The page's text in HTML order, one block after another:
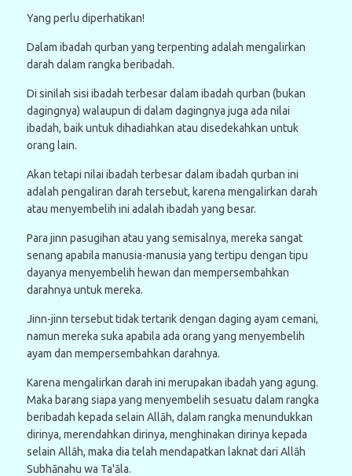
Yang perlu diperhatikan!
Dalam ibadah qurban yang terpenting adalah mengalirkan
darah dalam rangka beribadah.
Di sinilah sisi ibadah terbesar dalam ibadah qurban (bukan
dagingnya) walaupun di dalam dagingnya juga ada nilai
ibadah, baik untuk dihadiahkan atau disedekahkan untuk
orang lain.
Akan tetapi nilai ibadah terbesar dalam ibadah qurban ini
adalah pengaliran darah tersebut, karena mengalirkan darah
atau menyembelih ini adalah ibadah yang besar.
Para jinn pasugihan atau yang semisalnya, mereka sangat
senang apabila manusia-manusia yang tertipu dengan tipu
dayanya menyembelih hewan dan mempersembahkan
darahnya untuk mereka.
Jinn-jinn tersebut tidak tertarik dengan daging ayam cemani,
namun mereka suka apabila ada orang yang menyembelih
ayam dan mempersembahkan darahnya.
Karena mengalirkan darah ini merupakan ibadah yang agung.
Maka barang siapa yang menyembelih sesuatu dalam rangka
beribadah kepada selain Allāh, dalam rangka menundukkan
dirinya, merendahkan dirinya, menghinakan dirinya kepada
selain Allāh, maka dia telah mendapatkan laknat dari Allāh
Subhānahu wa Ta'āla.